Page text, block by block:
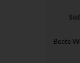
Beate